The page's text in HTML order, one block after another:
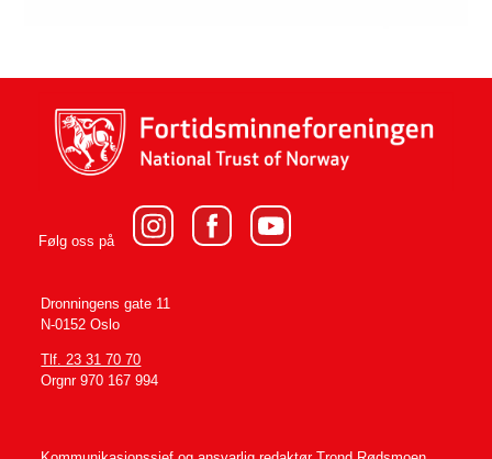
Følg oss på
Dronningens gate 11
N-0152 Oslo
Tlf. 23 31 70 70
Orgnr 970 167 994